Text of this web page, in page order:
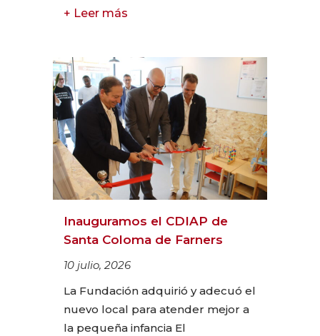
+ Leer más
Inauguramos el CDIAP de
Santa Coloma de Farners
10 julio, 2026
La Fundación adquirió y adecuó el
nuevo local para atender mejor a
la pequeña infancia El